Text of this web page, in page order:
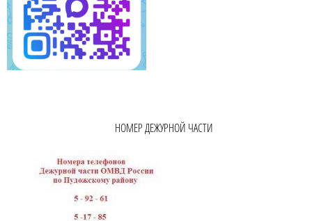
НОМЕР ДЕЖУРНОЙ ЧАСТИ